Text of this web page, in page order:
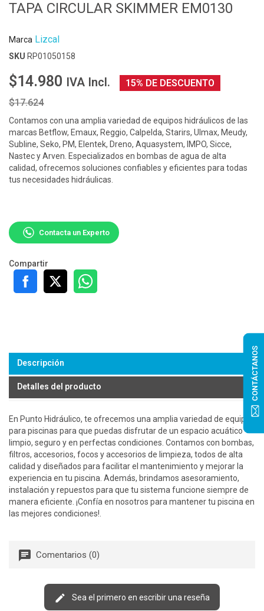
TAPA CIRCULAR SKIMMER EM0130
Marca Lizcal
SKU RP01050158
$14.980 IVA Incl.
15% DE DESCUENTO
$17.624
Contamos con una amplia variedad de equipos hidráulicos de las
marcas Betflow, Emaux, Reggio, Calpelda, Starirs, Ulmax, Meudy,
Subline, Seko, PM, Elentek, Dreno, Aquasystem, IMPO, Sicce,
Nastec y Arven. Especializados en bombas de agua de alta
calidad, ofrecemos soluciones confiables y eficientes para todas
tus necesidades hidráulicas.
Contacta un Experto
Compartir
Descripción
Detalles del producto
En Punto Hidráulico, te ofrecemos una amplia variedad de equipos
para piscinas para que puedas disfrutar de un espacio acuático
limpio, seguro y en perfectas condiciones. Contamos con bombas,
filtros, accesorios, focos y accesorios de limpieza, todos de alta
calidad y diseñados para facilitar el mantenimiento y mejorar la
experiencia en tu piscina. Además, brindamos asesoramiento,
instalación y repuestos para que tu sistema funcione siempre de
manera eficiente. ¡Confía en nosotros para mantener tu piscina en
las mejores condiciones!.
Comentarios (0)
Sea el primero en escribir una reseña
CONTÁCTANOS